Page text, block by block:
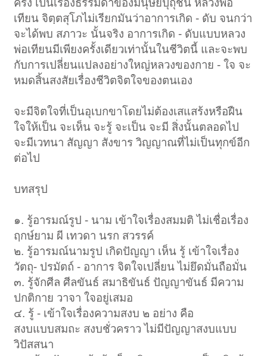
ครั้ง เป็นเรื่องธรรมดาของมนุษย์ปุถุชน หลวงพ่อ
เทียน จิตฺตสุโภไม่เรียกมันว่าอาการเกิด - ดับ จนกว่า
จะได้พบ สภาวะ นั้นจริง อาการเกิด - ดับแบบหลวง
พ่อเทียนมีเพียงครั้งเดียวเท่านั้นในชีวิตนี้ และจะพบ
กับการเปลี่ยนแปลงอย่างใหญ่หลวงของกาย - ใจ จะ
หมดสิ้นสงสัยเรื่องชีวิตจิตใจของตนเอง
จะมีจิตใจที่เป็นอุเบกขาโดยไม่ต้องเสแสร้งหรือฝืน
ใจให้เป็น จะเห็น จะรู้ จะเป็น จะมี สิ่งนั้นตลอดไป
จะมีเวทนา สัญญา สังขาร วิญญาณที่ไม่เป็นทุกข์อีก
ต่อไป
บทสรุป
๑. รู้อารมณ์รูป - นาม เข้าใจเรื่องสมมติ ไม่เชื่อเรื่อง
ฤกษ์ยาม ผี เทวดา นรก สวรรค์
๒. รู้อารมณ์นามรูป เกิดปัญญา เห็น รู้ เข้าใจเรื่อง
วัตถุ- ปรมัตถ์ - อาการ จิตใจเปลี่ยน ไม่ยึดมั่นถือมั่น
๓. รู้จักศีล ศีลขันธ์ สมาธิขันธ์ ปัญญาขันธ์ มีความ
ปกติกาย วาจา ใจอยู่เสมอ
๔. รู้ - เข้าใจเรื่องความสงบ ๒ อย่าง คือ
สงบแบบสมถะ สงบชั่วคราว ไม่มีปัญญาสงบแบบ
วิปัสสนา